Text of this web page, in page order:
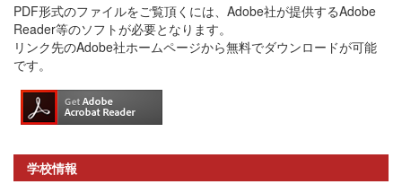
PDF形式のファイルをご覧頂くには、Adobe社が提供するAdobe
Reader等のソフトが必要となります。
リンク先のAdobe社ホームページから無料でダウンロードが可能
です。
学校情報